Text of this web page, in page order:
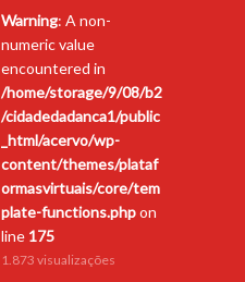
Warning: A non-
numeric value
encountered in
/home/storage/9/08/b2
/cidadedadanca1/public
_html/acervo/wp-
content/themes/plataf
ormasvirtuais/core/tem
plate-functions.phpon
line 175
1.873 visualizações